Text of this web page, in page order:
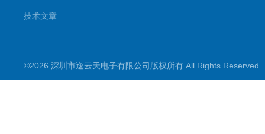
技术文章
©2026 深圳市逸云天电子有限公司版权所有 All Rights